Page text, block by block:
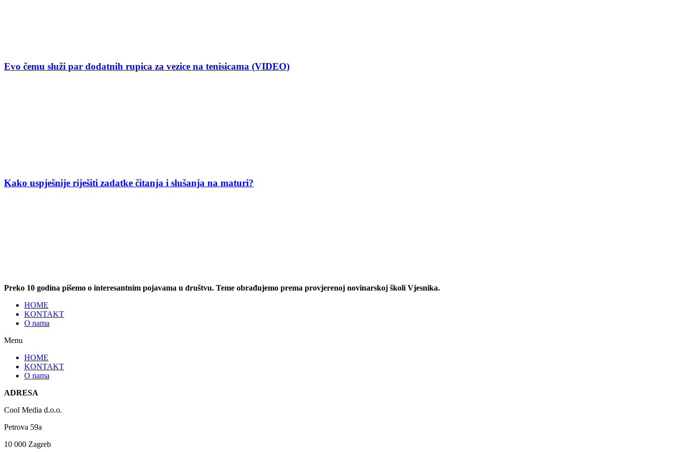
Evo čemu služi par dodatnih rupica za vezice na tenisicama (VIDEO)
Kako uspješnije riješiti zadatke čitanja i slušanja na maturi?
Preko 10 godina pišemo o interesantnim pojavama u društvu. Teme obrađujemo prema provjerenoj novinarskoj školi Vjesnika.
HOME
KONTAKT
O nama
Menu
HOME
KONTAKT
O nama
ADRESA
Cool Media d.o.o.
Petrova 59a
10 000 Zagreb